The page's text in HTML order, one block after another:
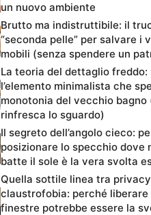
un nuovo ambiente
Brutto ma indistruttibile: il
“seconda pelle” per salvare i
mobili (senza spendere un
La teoria del dettaglio freddo:
l’elemento minimalista che
monotonia del vecchio bagno
rinfresca lo sguardo)
Il segreto dell’angolo cieco:
posizionare lo specchio dove
batte il sole è la vera svolta
Quella sottile linea tra
claustrofobia: perché liberare
finestre potrebbe essere la